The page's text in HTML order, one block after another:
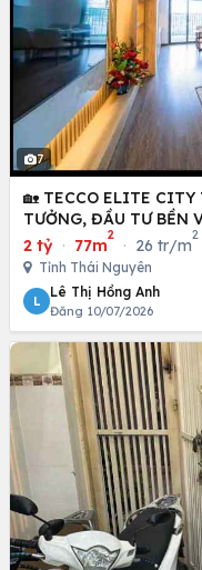
7
🏡 TECCO ELITE CITY
TƯỞNG, ĐẦU TƯ BỀN
2 tỷ · 77m
2
· 26 tr/m
2
Tỉnh Thái Nguyên
L
Lê Thị Hồng Anh
Đăng 10/07/2026